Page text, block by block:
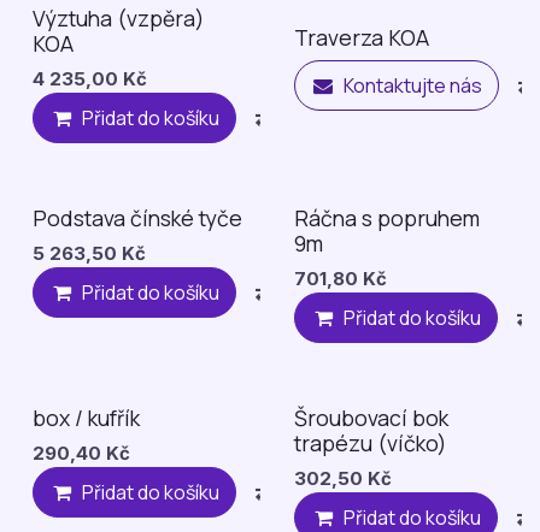
Náhradní díl
Výztuha (vzpěra)
KOA
4 235,00 Kč
Přidat do košíku Compare Přidat na
Traverza KOA
Kontaktujte nás
Náhradní díl
Podstava čínské tyče
5 263,50 Kč
Přidat do košíku Compare Přidat na
Náhradní díl
Ráčna s popruhem
9m
701,80 Kč
Přidat do košíku
box / kufřík
290,40 Kč
Přidat do košíku Compare Přidat na
Náhradní díl
Šroubovací bok
trapézu (víčko)
302,50 Kč
Přidat do košíku